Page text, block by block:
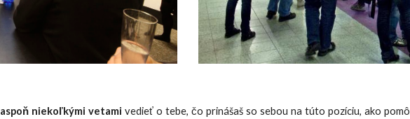
aspoň niekoľkými vetamivedieť o tebe, čo prinášaš so sebou na túto pozíciu, ako